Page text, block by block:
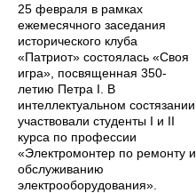
25 февраля в рамках
ежемесячного заседания
исторического клуба
«Патриот» состоялась «Своя
игра», посвященная 350-
летию Петра I. В
интеллектуальном состязании
участвовали студенты I и II
курса по профессии
«Электромонтер по ремонту и
обслуживанию
электрооборудования».